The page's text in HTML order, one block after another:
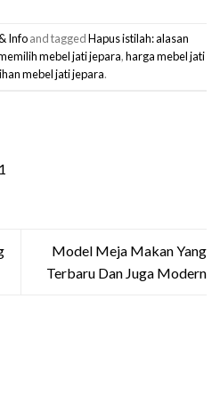
Infoand taggedHapus istilah: alasan
mebel jati jepara,harga mebel jati
mebel jati jepara.
Model Meja Makan Yang
Terbaru Dan Juga Modern